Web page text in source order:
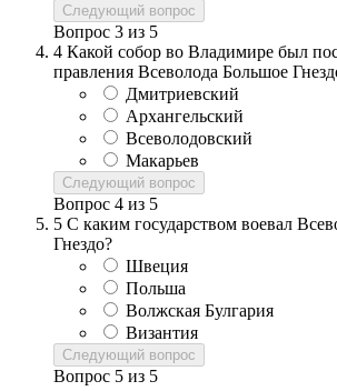
Следующий вопрос
Вопрос 3 из 5
4 Какой собор во Владимире был
правления Всеволода Большое
Дмитриевский
Архангельский
Всеволодовский
Макарьев
Следующий вопрос
Вопрос 4 из 5
5 С каким государством воевал
Гнездо?
Швеция
Польша
Волжская Булгария
Византия
Следующий вопрос
Вопрос 5 из 5